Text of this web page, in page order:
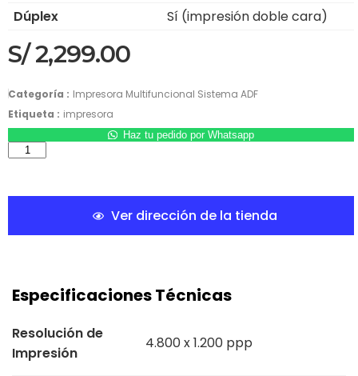
Dúplex
Sí (impresión doble cara)
S/2,299.00
Categoría : Impresora Multifuncional Sistema ADF
Etiqueta : impresora
Haz tu pedido por Whatsapp
Ver dirección de la tienda
Especificaciones Técnicas
Resolución de
Impresión
4.800 x 1.200 ppp